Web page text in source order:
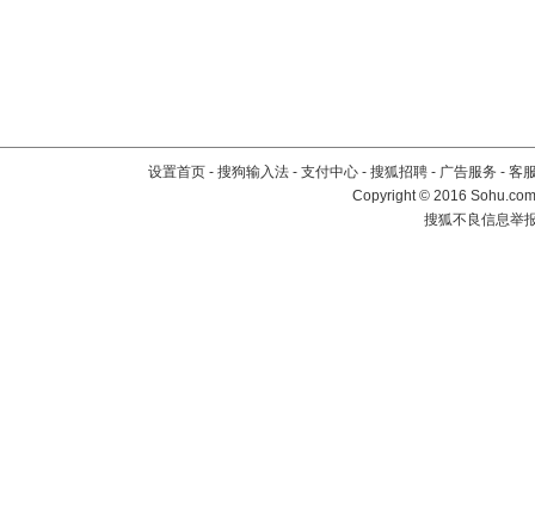
设置首页 - 搜狗输入法 - 支付中心 - 搜狐招聘 - 广告服务 - 客
Copyright©2016
搜狐不良信息举